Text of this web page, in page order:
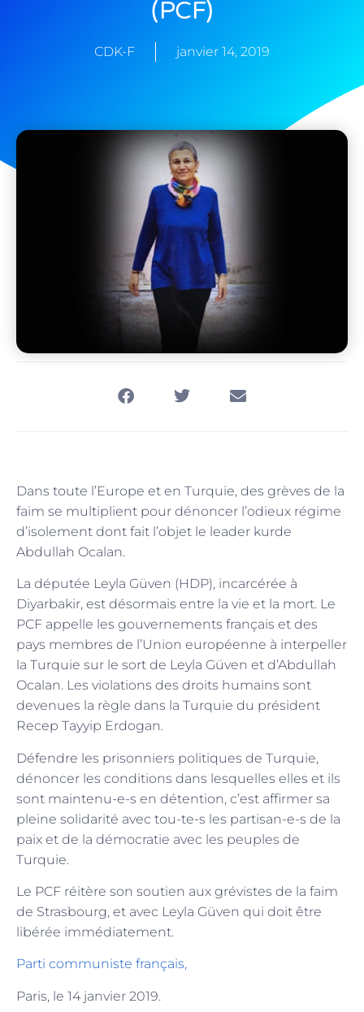
(PCF)
CDK-F janvier 14, 2019
Dans toute l’Europe et en Turquie, des grèves de la
faim se multiplient pour dénoncer l’odieux régime
d’isolement dont fait l’objet le leader kurde
Abdullah Ocalan.
La députée Leyla Güven (HDP), incarcérée à
Diyarbakir, est désormais entre la vie et la mort. Le
PCF appelle les gouvernements français et des
pays membres de l’Union européenne à interpeller
la Turquie sur le sort de Leyla Güven et d’Abdullah
Ocalan. Les violations des droits humains sont
devenues la règle dans la Turquie du président
Recep Tayyip Erdogan.
Défendre les prisonniers politiques de Turquie,
dénoncer les conditions dans lesquelles elles et ils
sont maintenu-e-s en détention, c’est affirmer sa
pleine solidarité avec tou-te-s les partisan-e-s de la
paix et de la démocratie avec les peuples de
Turquie.
Le PCF réitère son soutien aux grévistes de la faim
de Strasbourg, et avec Leyla Güven qui doit être
libérée immédiatement.
Parti communiste français,
Paris, le 14 janvier 2019.